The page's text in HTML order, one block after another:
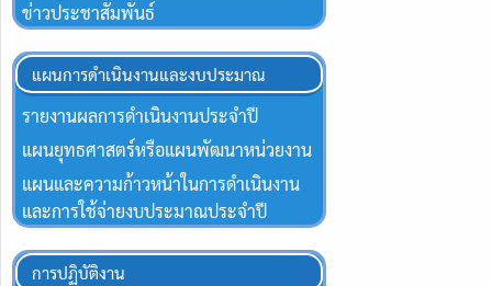
ข่าวประชาสัมพันธ์
แผนการดำเนินงานและงบประมาณ
รายงานผลการดำเนินงานประจำปี
แผนยุทธศาสตร์หรือแผนพัฒนาหน่วยงาน
แผนและความก้าวหน้าในการดำเนินงาน
และการใช้จ่ายงบประมาณประจำปี
การปฏิบัติงาน